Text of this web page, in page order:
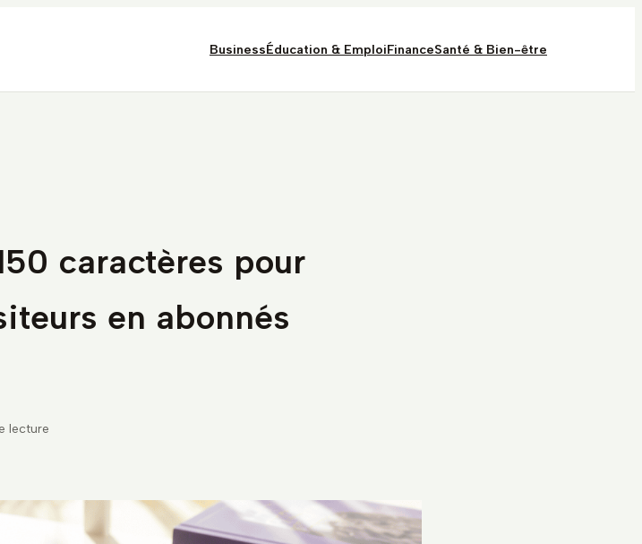
BusinessÉducation & EmploiFinanceSanté & Bien-être
caractères pour
en abonnés
lecture